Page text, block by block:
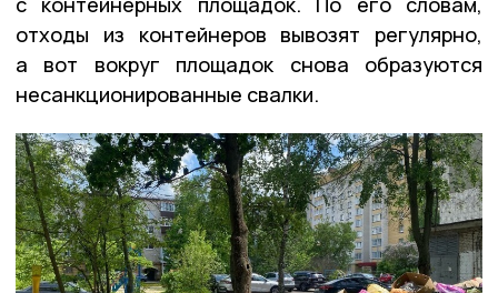
отходы из контейнеров вывозят регулярно,
а вот вокруг площадок снова образуются
несанкционированные свалки.